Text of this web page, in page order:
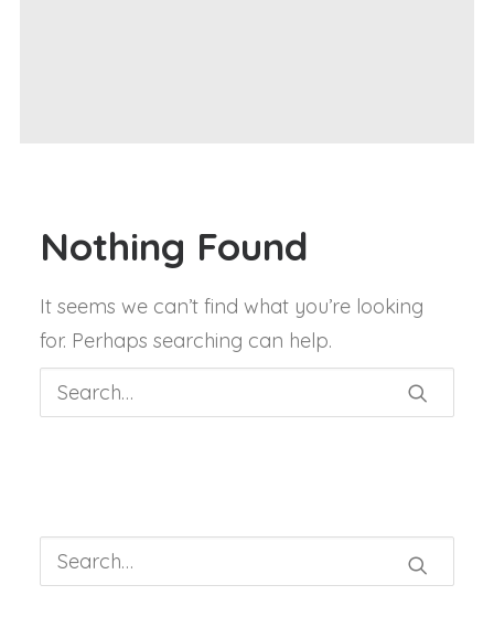
Nothing Found
It seems we can’t find what you’re looking
for. Perhaps searching can help.